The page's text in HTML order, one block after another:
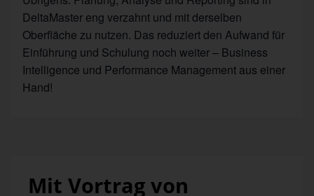
DeltaMaster eng verzahnt und mit derselben
Oberfläche zu nutzen. Das reduziert den Aufwand für
Einführung und Schulung noch weiter – Business
Intelligence und Performance Management aus einer
Hand!
Mit Vortrag von